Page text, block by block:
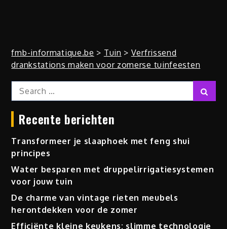
fmb-informatique.be > Tuin > Verfrissend
drankstations maken voor zomerse tuinfeesten
Search
for:
Recente berichten
Transformeer je slaaphoek met feng shui
principes
Water besparen met druppelirrigatiesystemen
voor jouw tuin
De charme van vintage rieten meubels
herontdekken voor de zomer
Efficiënte kleine keukens: slimme technologie